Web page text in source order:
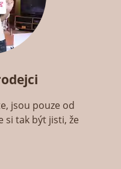
jsou pouze od
si tak být jisti, že